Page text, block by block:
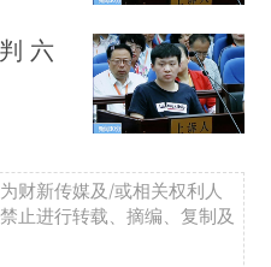
六
财新传媒及/或相关权利人
止进行转载、摘编、复制及